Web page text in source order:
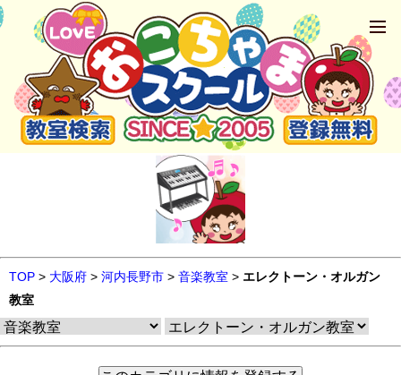
TOP > 大阪府 > 河内長野市 > 音楽教室 > エレクトーン・オルガン
教室